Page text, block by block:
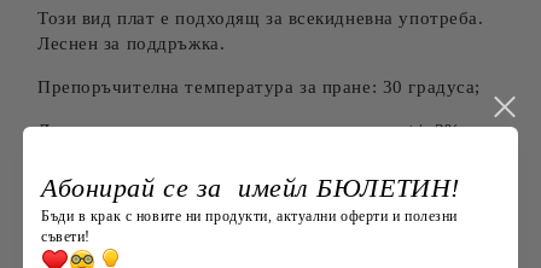
Този вид плат е подходящ за всекидневна употреба.
Леснен за поддръжка.
Препоръчителна температура за пране: 30 градуса;
Допустимо отколонение в размерите в см: +/- 3% по
Абонирай се за имейл БЮЛЕТИН!
Бъди в крак с новите ни продукти, актуални оферти и полезни
съвети!